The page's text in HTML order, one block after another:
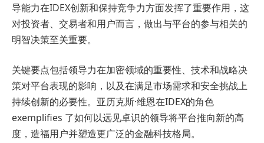
导能力在IDEX创新和保持竞争力方面发挥了重要作用，这
对投资者、交易者和用户而言，做出与平台的参与相关的
明智决策至关重要。
关键要点包括领导力在加密领域的重要性、技术和战略决
策对平台表现的影响，以及在满足市场需求和安全挑战上
持续创新的必要性。亚历克斯·维恩在IDEX的角色
exemplifies 了如何以远见卓识的领导将平台推向新的高
度，造福用户并塑造更广泛的金融科技格局。